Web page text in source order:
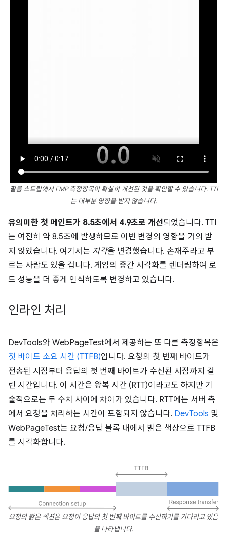
필름 스트립에서 FMP 측정항목이 확실히 개선된 것을 확인할 수 있습니다. TTI
는 대부분 영향을 받지 않습니다.
유의미한 첫 페인트가 8.5초에서 4.9초로 개선되었습니다. TTI
는 여전히 약 8.5초에 발생하므로 이번 변경의 영향을 거의 받
지 않았습니다. 여기서는 지각을 변경했습니다. 손재주라고 부
르는 사람도 있을 겁니다. 게임의 중간 시각화를 렌더링하여 로
드 성능을 더 좋게 인식하도록 변경하고 있습니다.
인라인 처리
DevTools와 WebPageTest에서 제공하는 또 다른 측정항목은
첫 바이트 소요 시간 (TTFB)입니다. 요청의 첫 번째 바이트가
전송된 시점부터 응답의 첫 번째 바이트가 수신된 시점까지 걸
린 시간입니다. 이 시간은 왕복 시간 (RTT)이라고도 하지만 기
술적으로는 두 수치 사이에 차이가 있습니다. RTT에는 서버 측
에서 요청을 처리하는 시간이 포함되지 않습니다. DevTools 및
WebPageTest는 요청/응답 블록 내에서 밝은 색상으로 TTFB
를 시각화합니다.
요청의 밝은 섹션은 요청이 응답의 첫 번째 바이트를 수신하기를 기다리고 있음
을 나타냅니다.